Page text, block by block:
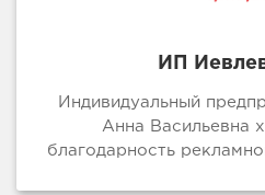
ИП
Индивидуальный
Анна Васильевна
благодарность